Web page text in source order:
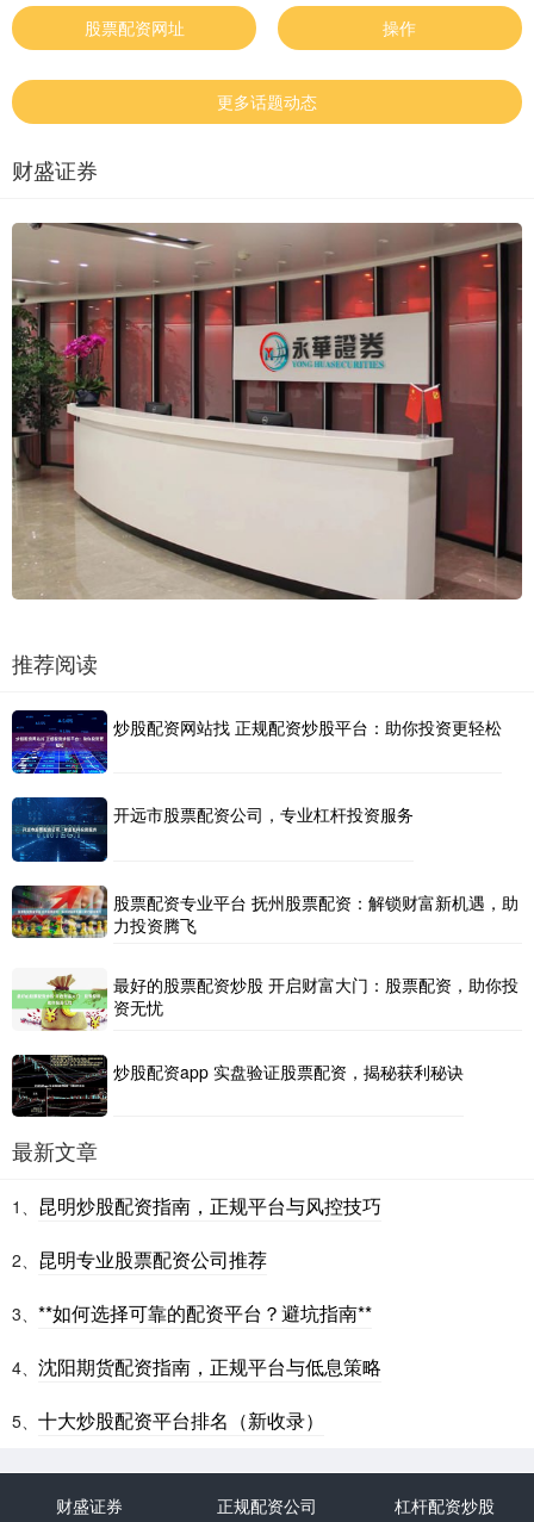
股票配资网址 操作
更多话题动态
财盛证券
推荐阅读
炒股配资网站找 正规配资炒股平台：助你投资更轻松
开远市股票配资公司，专业杠杆投资服务
股票配资专业平台 抚州股票配资：解锁财富新机遇，助
力投资腾飞
最好的股票配资炒股 开启财富大门：股票配资，助你投
资无忧
炒股配资app 实盘验证股票配资，揭秘获利秘诀
最新文章
1、 昆明炒股配资指南，正规平台与风控技巧
2、 昆明专业股票配资公司推荐
3、 **如何选择可靠的配资平台？避坑指南**
4、 沈阳期货配资指南，正规平台与低息策略
5、 十大炒股配资平台排名（新收录）
财盛证券 正规配资公司 杠杆配资炒股